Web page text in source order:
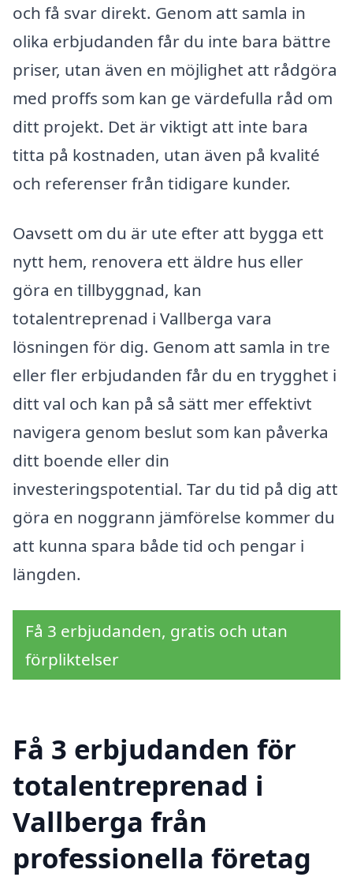
och få svar direkt. Genom att samla in
olika erbjudanden får du inte bara bättre
priser, utan även en möjlighet att rådgöra
med proffs som kan ge värdefulla råd om
ditt projekt. Det är viktigt att inte bara
titta på kostnaden, utan även på kvalité
och referenser från tidigare kunder.
Oavsett om du är ute efter att bygga ett
nytt hem, renovera ett äldre hus eller
göra en tillbyggnad, kan
totalentreprenad i Vallberga vara
lösningen för dig. Genom att samla in tre
eller fler erbjudanden får du en trygghet i
ditt val och kan på så sätt mer effektivt
navigera genom beslut som kan påverka
ditt boende eller din
investeringspotential. Tar du tid på dig att
göra en noggrann jämförelse kommer du
att kunna spara både tid och pengar i
längden.
Få 3 erbjudanden, gratis och utan
förpliktelser
Få 3 erbjudanden för
totalentreprenad i
Vallberga från
professionella företag